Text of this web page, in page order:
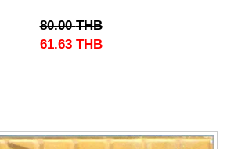
80.00 THB
61.63 THB